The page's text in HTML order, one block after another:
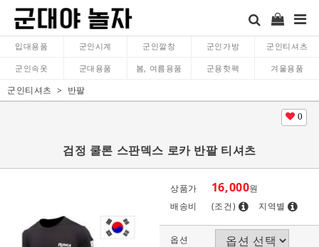
입대용품 군인시계 군인깔창 군인가방 군인티셔츠
군인속옷 군대용품 봄, 여름용품 군용핫팩 겨울용품
군인티셔츠 반팔
0
검정 쿨론 스판덱스 로카 반팔 티셔츠
상품가 16,000원
배송비
(조건) 지역별
옵션